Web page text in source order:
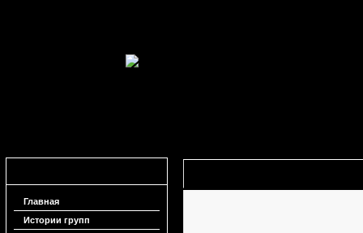
Главная
Истории групп